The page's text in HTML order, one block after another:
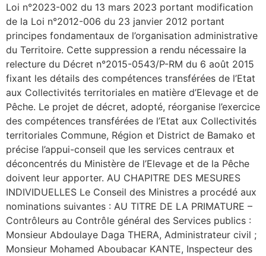
Loi n°2023-002 du 13 mars 2023 portant modification
de la Loi n°2012-006 du 23 janvier 2012 portant
principes fondamentaux de l’organisation administrative
du Territoire. Cette suppression a rendu nécessaire la
relecture du Décret n°2015-0543/P-RM du 6 août 2015
fixant les détails des compétences transférées de l’Etat
aux Collectivités territoriales en matière d’Elevage et de
Pêche. Le projet de décret, adopté, réorganise l’exercice
des compétences transférées de l’Etat aux Collectivités
territoriales Commune, Région et District de Bamako et
précise l’appui-conseil que les services centraux et
déconcentrés du Ministère de l’Elevage et de la Pêche
doivent leur apporter. AU CHAPITRE DES MESURES
INDIVIDUELLES Le Conseil des Ministres a procédé aux
nominations suivantes : AU TITRE DE LA PRIMATURE –
Contrôleurs au Contrôle général des Services publics :
Monsieur Abdoulaye Daga THERA, Administrateur civil ;
Monsieur Mohamed Aboubacar KANTE, Inspecteur des